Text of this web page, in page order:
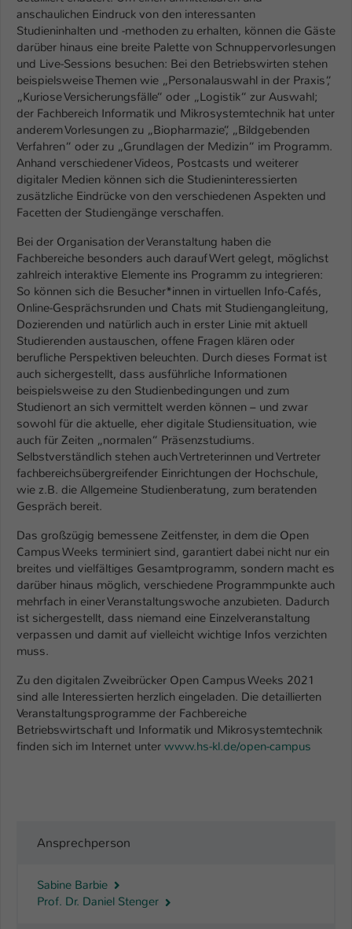
anschaulichen Eindruck von den interessanten
Studieninhalten und -methoden zu erhalten, können die Gäste
darüber hinaus eine breite Palette von Schnuppervorlesungen
und Live-Sessions besuchen: Bei den Betriebswirten stehen
beispielsweise Themen wie „Personalauswahl in der Praxis“,
„Kuriose Versicherungsfälle“ oder „Logistik“ zur Auswahl;
der Fachbereich Informatik und Mikrosystemtechnik hat unter
anderem Vorlesungen zu „Biopharmazie“, „Bildgebenden
Verfahren“ oder zu „Grundlagen der Medizin“ im Programm.
Anhand verschiedener Videos, Postcasts und weiterer
digitaler Medien können sich die Studieninteressierten
zusätzliche Eindrücke von den verschiedenen Aspekten und
Facetten der Studiengänge verschaffen.
Bei der Organisation der Veranstaltung haben die
Fachbereiche besonders auch darauf Wert gelegt, möglichst
zahlreich interaktive Elemente ins Programm zu integrieren:
So können sich die Besucher*innen in virtuellen Info-Cafés,
Online-Gesprächsrunden und Chats mit Studiengangleitung,
Dozierenden und natürlich auch in erster Linie mit aktuell
Studierenden austauschen, offene Fragen klären oder
berufliche Perspektiven beleuchten. Durch dieses Format ist
auch sichergestellt, dass ausführliche Informationen
beispielsweise zu den Studienbedingungen und zum
Studienort an sich vermittelt werden können – und zwar
sowohl für die aktuelle, eher digitale Studiensituation, wie
auch für Zeiten „normalen“ Präsenzstudiums.
Selbstverständlich stehen auch Vertreterinnen und Vertreter
fachbereichsübergreifender Einrichtungen der Hochschule,
wie z.B. die Allgemeine Studienberatung, zum beratenden
Gespräch bereit.
Das großzügig bemessene Zeitfenster, in dem die Open
Campus Weeks terminiert sind, garantiert dabei nicht nur ein
breites und vielfältiges Gesamtprogramm, sondern macht es
darüber hinaus möglich, verschiedene Programmpunkte auch
mehrfach in einer Veranstaltungswoche anzubieten. Dadurch
ist sichergestellt, dass niemand eine Einzelveranstaltung
verpassen und damit auf vielleicht wichtige Infos verzichten
muss.
Zu den digitalen Zweibrücker Open Campus Weeks 2021
sind alle Interessierten herzlich eingeladen. Die detaillierten
Veranstaltungsprogramme der Fachbereiche
Betriebswirtschaft und Informatik und Mikrosystemtechnik
finden sich im Internet unter www.hs-kl.de/open-campus
Ansprechperson
Sabine Barbie
Prof. Dr. Daniel Stenger
Zweck
Einstellungen. Unter anderem eine zufällig
generierte ID, für die historische
Speicherung Ihrer vorgenommen
Einstellungen, falls der Webseiten-
Betreiber dies eingestellt hat.
Name fe_typo_user / PHPSESSID
Anbieter TYPO3
Laufzeit 1 Woche
Zweck
Cookie von TYPO3. Es speichert im Fall
eines Intranet-Logins die Session-ID. So
kann der eingeloggte Benutzer
wiedererkannt werden und es wird ihm
Zugang zu geschützten Bereichen
gewährt.
Name be_typo_user
Anbieter TYPO3
Laufzeit 1 Tag
Zweck
Dieser Cookie teilt der Webseite mit, ob
ein Besucher im Typo3-Backend
zu verwalten.